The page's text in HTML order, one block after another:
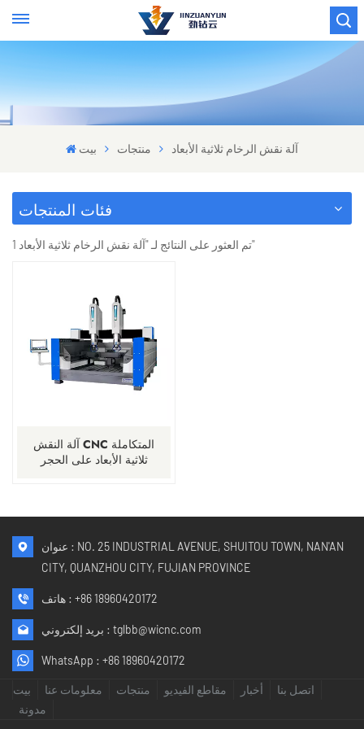
بيت منتجات آلة نقش الرخام ثلاثية الأبعاد
فئات المنتجات
1 تم العثور على النتائج لـ "آلة نقش الرخام ثلاثية الأبعاد"
آلة النقش CNC المتكاملة
ثلاثية الأبعاد على الحجر
عنوان : NO. 25 INDUSTRIAL AVENUE, SHUITOU TOWN, NAN'AN
CITY, QUANZHOU CITY, FUJIAN PROVINCE
هاتف : +86 18960420172
بريد إلكتروني : tglbb@wicnc.com
WhatsApp : +86 18960420172
بيت معلومات عنا منتجات مقاطع الفيديو أخبار
اتصل بنا
مدونة